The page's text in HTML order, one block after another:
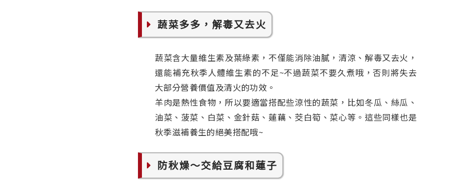
蔬菜多多，解毒又去火
蔬菜含大量維生素及葉綠素，不僅能消除油膩，清涼、解毒又去火，
還能補充秋季人體維生素的不足~不過蔬菜不要久煮哦，否則將失去
大部分營養價值及清火的功效。
羊肉是熱性食物，所以要適當搭配些涼性的蔬菜，比如冬瓜、絲瓜、
油菜、菠菜、白菜、金針菇、蓮藕、茭白筍、菜心等。這些同樣也是
秋季滋補養生的絕美搭配哦~
防秋燥～交給豆腐和蓮子